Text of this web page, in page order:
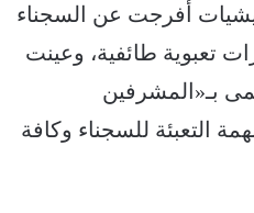
أفرجت عن السجناء
تعبوية طائفية، وعينت
بـ«المشرفين
التعبئة للسجناء وكافة